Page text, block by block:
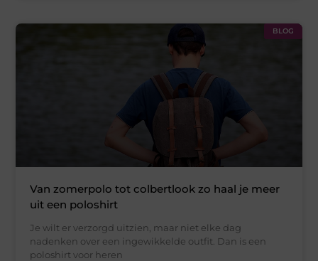
BLOG
Van zomerpolo tot colbertlook zo haal je meer
uit een poloshirt
Je wilt er verzorgd uitzien, maar niet elke dag
nadenken over een ingewikkelde outfit. Dan is een
poloshirt voor heren